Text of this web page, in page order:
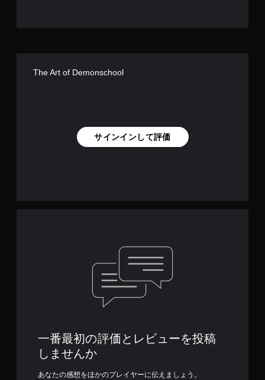
The Art of Demonschool
サインインして評価
一番最初の評価とレビューを投稿
しませんか
あなたの感想をほかのプレイヤーに伝えましょう。